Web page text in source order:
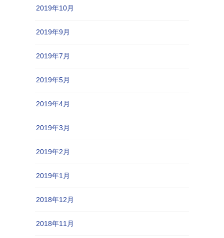
2019年10月
2019年9月
2019年7月
2019年5月
2019年4月
2019年3月
2019年2月
2019年1月
2018年12月
2018年11月